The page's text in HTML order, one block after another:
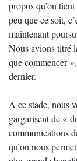
propos qu’on
peu que ce soit,
maintenant
Nous avions titré
que commencer
dernier.
A ce stade, nous
gargarisent de «
communications
qu’on nous